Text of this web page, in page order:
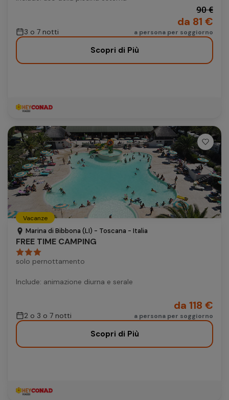
3 o 7 notti
90 €
da 81 €
a persona per soggiorno
Scopri di Più
Vacanze
Marina di Bibbona (LI) - Toscana - Italia
FREE TIME CAMPING
solo pernottamento
Include: animazione diurna e serale
2 o 3 o 7 notti
da 118 €
a persona per soggiorno
Scopri di Più